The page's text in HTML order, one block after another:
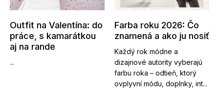
Outfit na Valentína: do
práce, s kamarátkou
aj na rande
...
Farba roku 2026: Čo
znamená a ako ju nosiť
Každý rok módne a
dizajnové autority vyberajú
farbu roka – odtieň, ktorý
ovplyvní módu, doplnky, int...